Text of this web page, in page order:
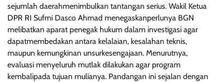
sejumlah daerahmenimbulkan tantangan serius. Wakil Ketua
DPR RI Sufmi Dasco Ahmad menegaskanperlunya BGN
melibatkan aparat penegak hukum dalam investigasi agar
dapatmembedakan antara kelalaian, kesalahan teknis,
maupun kemungkinan unsurkesengajaan. Menurutnya,
evaluasi menyeluruh mutlak dilakukan agar program
kembalipada tujuan mulianya. Pandangan ini sejalan dengan